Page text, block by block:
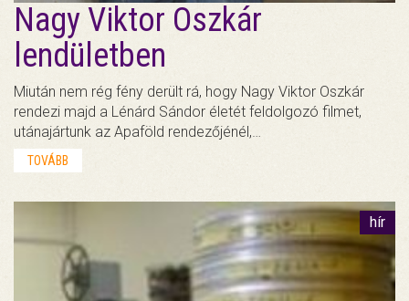
Nagy Viktor Oszkár
lendületben
Miután nem rég fény derült rá, hogy Nagy Viktor Oszkár
rendezi majd a Lénárd Sándor életét feldolgozó filmet,
utánajártunk az Apaföld rendezőjénél,…
TOVÁBB
hír